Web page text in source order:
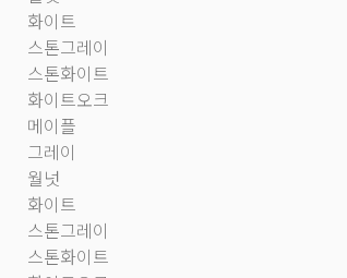
화이트
스톤그레이
스톤화이트
화이트오크
메이플
그레이
월넛
화이트
스톤그레이
스톤화이트